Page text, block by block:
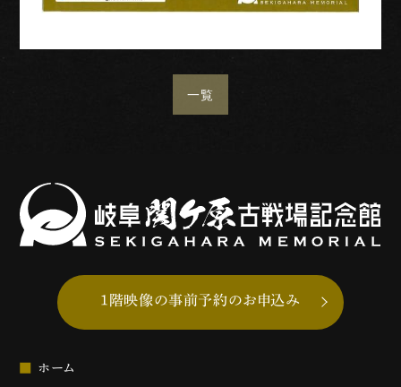
一覧
1階映像の事前予約のお申込み
ホーム